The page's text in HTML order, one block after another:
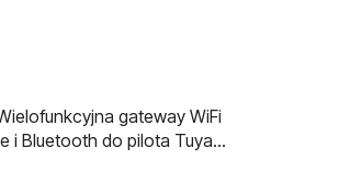
gateway WiFi
i Bluetooth do pilota Tuya